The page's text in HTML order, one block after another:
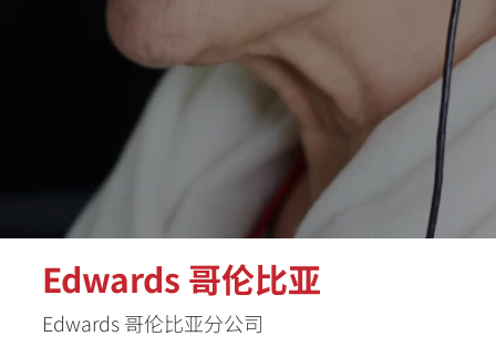
Edwards 哥伦比亚
Edwards 哥伦比亚分公司